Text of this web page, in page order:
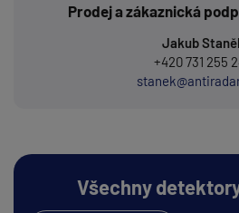
Prodej a zákaznická
Jakub
+420 731 255
Všechny